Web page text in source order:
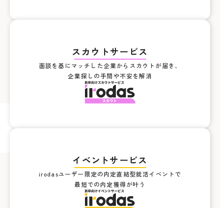
スカウトサービス
面談を基にマッチした企業からスカウトが届き、
企業探しの手間や不安を解消
イベン トサービス
irodasユーザー限定の内定直結型就活イベントで
最短での内定獲得が叶う